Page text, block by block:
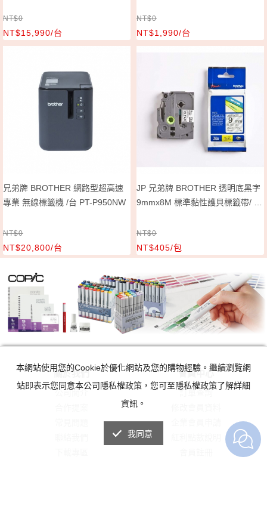
NT$0
NT$15,990/台
NT$0
NT$1,990/台
兄弟牌 BROTHER 網路型超高速
專業 無線標籤機 /台 PT-P950NW
NT$0
NT$20,800/台
JP 兄弟牌 BROTHER 透明底黑字
9mmx8M 標準黏性護貝標籤帶/ 包
NT$0
NT$405/包
關於我們
公司簡介
會員中心
訂單查詢
本網站使用您的Cookie於優化網站及您的購物經驗。繼續瀏覽網
站即表示您同意本公司隱私權政策，您可至隱私權政策了解詳細
資訊。
我同意